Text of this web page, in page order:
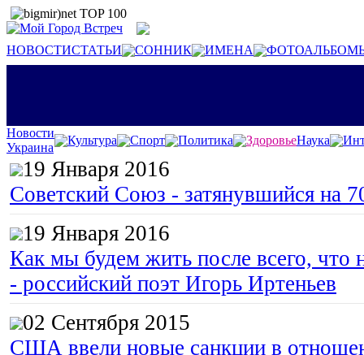
НОВОСТИСТАТЬИ СОННИК ИМЕНА
Новости
Украина
Культура Спорт Политика ЗдоровьеНаука
19 Января 2016
Советский Союз - затянувшийся на
19 Января 2016
Как мы будем жить после всего, что
- российский поэт Игорь Иртеньев
02 Сентября 2015
США ввели новые санкции в